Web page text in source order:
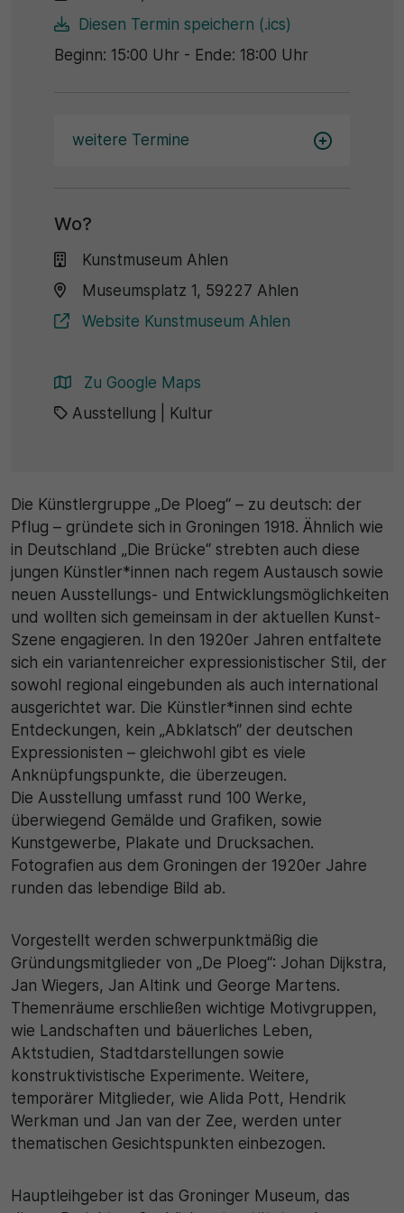
Diesen Termin speichern (.ics)
Beginn: 15:00 Uhr - Ende: 18:00 Uhr
weitere Termine
Wo?
Kunstmuseum Ahlen
Museumsplatz 1, 59227 Ahlen
Website Kunstmuseum Ahlen
Zu Google Maps
Ausstellung
Kultur
Die Künstlergruppe „De Ploeg“ – zu deutsch: der
Pflug – gründete sich in Groningen 1918. Ähnlich wie
in Deutschland „Die Brücke“ strebten auch diese
jungen Künstler*innen nach regem Austausch sowie
neuen Ausstellungs- und Entwicklungsmöglichkeiten
und wollten sich gemeinsam in der aktuellen Kunst-
Szene engagieren. In den 1920er Jahren entfaltete
sich ein variantenreicher expressionistischer Stil, der
sowohl regional eingebunden als auch international
ausgerichtet war. Die Künstler*innen sind echte
Entdeckungen, kein „Abklatsch“ der deutschen
Expressionisten – gleichwohl gibt es viele
Anknüpfungspunkte, die überzeugen.
Die Ausstellung umfasst rund 100 Werke,
überwiegend Gemälde und Grafiken, sowie
Kunstgewerbe, Plakate und Drucksachen.
Fotografien aus dem Groningen der 1920er Jahre
runden das lebendige Bild ab.
Vorgestellt werden schwerpunktmäßig die
Gründungsmitglieder von „De Ploeg“: Johan Dijkstra,
Jan Wiegers, Jan Altink und George Martens.
Themenräume erschließen wichtige Motivgruppen,
wie Landschaften und bäuerliches Leben,
Aktstudien, Stadtdarstellungen sowie
konstruktivistische Experimente. Weitere,
temporärer Mitglieder, wie Alida Pott, Hendrik
Werkman und Jan van der Zee, werden unter
thematischen Gesichtspunkten einbezogen.
Hauptleihgeber ist das Groninger Museum, das
Name
Unter anderem eine zufällig generierte ID, für die
historische Speicherung Ihrer vorgenommen
Laufzeit
_pk_ses\..*$
Anbieter
Wird für statistische Zwecke verwendet, um
vorübergehende Daten des Besuchs zu speichern.